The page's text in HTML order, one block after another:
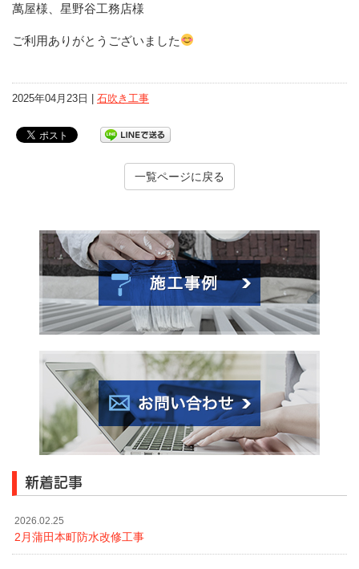
萬屋様、星野谷工務店様
ご利用ありがとうございました
2025年04月23日 | 石吹き工事
一覧ページに戻る
新着記事
2026.02.25
2月蒲田本町防水改修工事